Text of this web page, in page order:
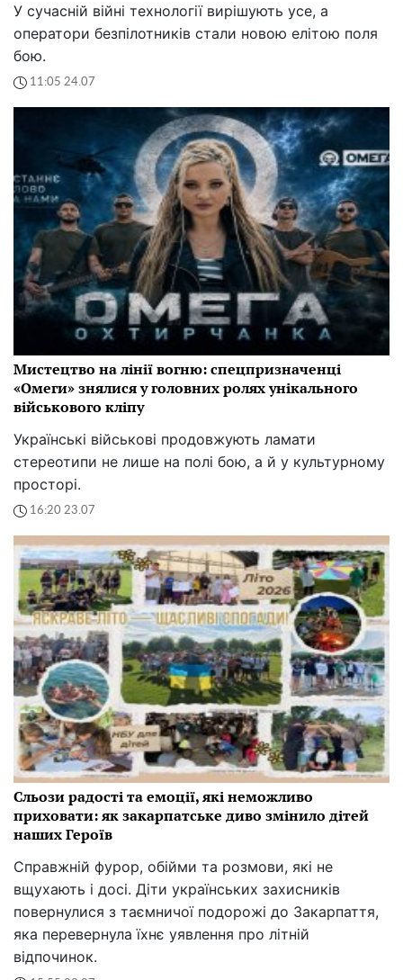
У сучасній війні технології вирішують усе, а
оператори безпілотників стали новою елітою поля
бою.
11:05 24.07
Мистецтво на лінії вогню: спецпризначенці
«Омеги» знялися у головних ролях унікального
військового кліпу
Українські військові продовжують ламати
стереотипи не лише на полі бою, а й у культурному
просторі.
16:20 23.07
Сльози радості та емоції, які неможливо
приховати: як закарпатське диво змінило дітей
наших Героїв
Справжній фурор, обійми та розмови, які не
вщухають і досі. Діти українських захисників
повернулися з таємничої подорожі до Закарпаття,
яка перевернула їхнє уявлення про літній
відпочинок.